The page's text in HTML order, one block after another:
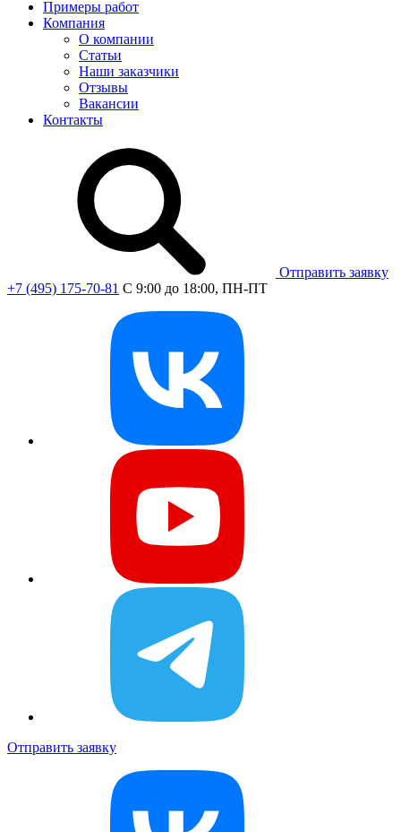
Примеры работ
Компания
О компании
Статьи
Наши заказчики
Отзывы
Вакансии
Контакты
Отправить заявку
+7 (495) 175-70-81 C 9:00 до 18:00, ПН-ПТ
Отправить заявку